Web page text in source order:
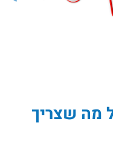
מה שצריך